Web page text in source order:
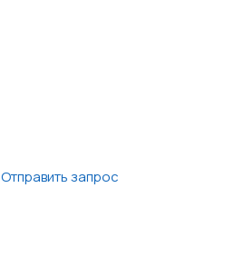
Отправить запрос